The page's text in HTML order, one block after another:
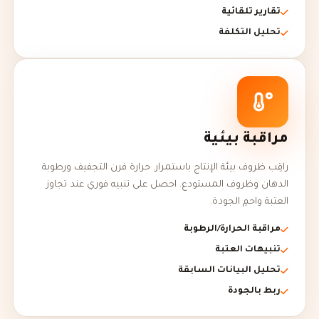
تقارير تلقائية
تحليل التكلفة
مراقبة بيئية
راقِب ظروف بيئة الإنتاج باستمرار. حرارة فرن التجفيف ورطوبة
الدهان وظروف المستودع. احصل على تنبيه فوري عند تجاوز
العتبة واحمِ الجودة.
مراقبة الحرارة/الرطوبة
تنبيهات العتبة
تحليل البيانات السابقة
ربط بالجودة